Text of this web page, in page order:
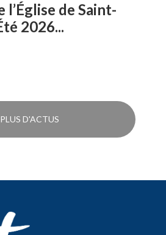
l’Église de Saint-
2026...
PLUS D'ACTUS